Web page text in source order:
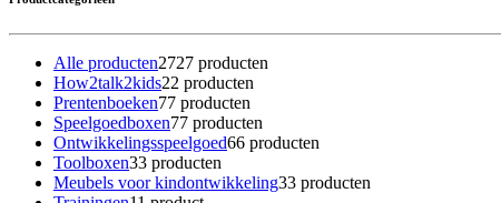
Alle producten2727 producten
How2talk2kids22 producten
Prentenboeken77 producten
Speelgoedboxen77 producten
Ontwikkelingsspeelgoed66 producten
Toolboxen33 producten
Meubels voor kindontwikkeling33 producten